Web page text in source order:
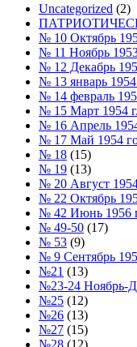
Uncategorized (2)
№ 10 Октябрь
№ 11 Ноябрь
№ 12 Декабрь
№ 13 январь 1954
№ 14 февраль
№ 15 Март 1954 г.
№ 16 Апрель
№ 17 Май 1954
№ 18 (15)
№ 19 (13)
№ 20 Август
№ 22 Октябрь
№ 42 Июнь 1956
№ 49-50 (17)
№ 53 (9)
№ 9 Сентябрь
№21 (13)
№23-24 Ноябрь-
№25 (12)
№26 (13)
№27 (15)
№28 (12)